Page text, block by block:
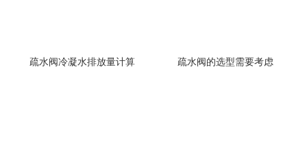
疏水阀冷凝水排放量计算 疏水阀的选型需要考虑